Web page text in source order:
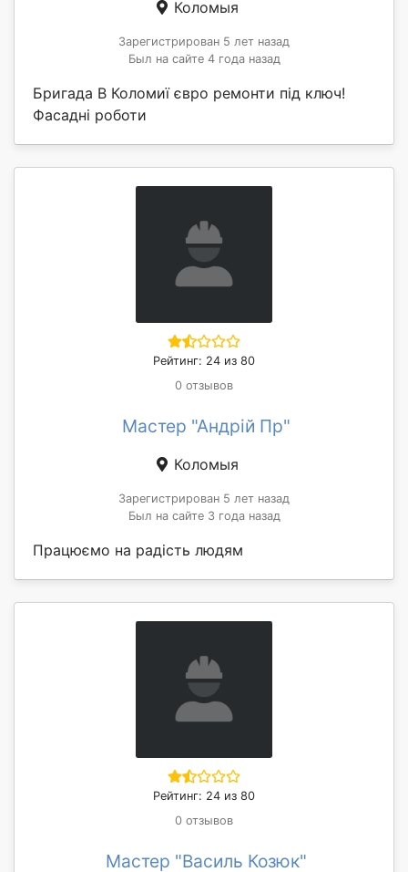
Коломыя
Зарегистрирован 5 лет назад
Был на сайте 4 года назад
Бригада В Коломиї євро ремонти під ключ!
Фасадні роботи
Рейтинг: 24 из 80
0 отзывов
Мастер "Андрій Пр"
Коломыя
Зарегистрирован 5 лет назад
Был на сайте 3 года назад
Працюємо на радість людям
Рейтинг: 24 из 80
0 отзывов
Мастер "Василь Козюк"